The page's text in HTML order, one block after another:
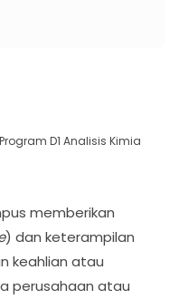
D1 Analisis Kimia
memberikan
) dan keterampilan
keahlian atau
perusahaan atau